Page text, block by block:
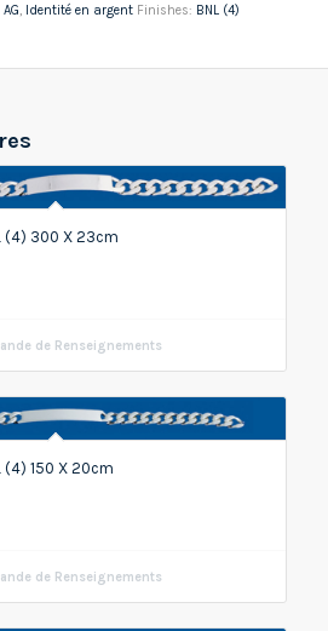
AG Identité en argent Finishes: BNL (4)
(4) 300 X 23cm
de Renseignements
(4) 150 X 20cm
de Renseignements